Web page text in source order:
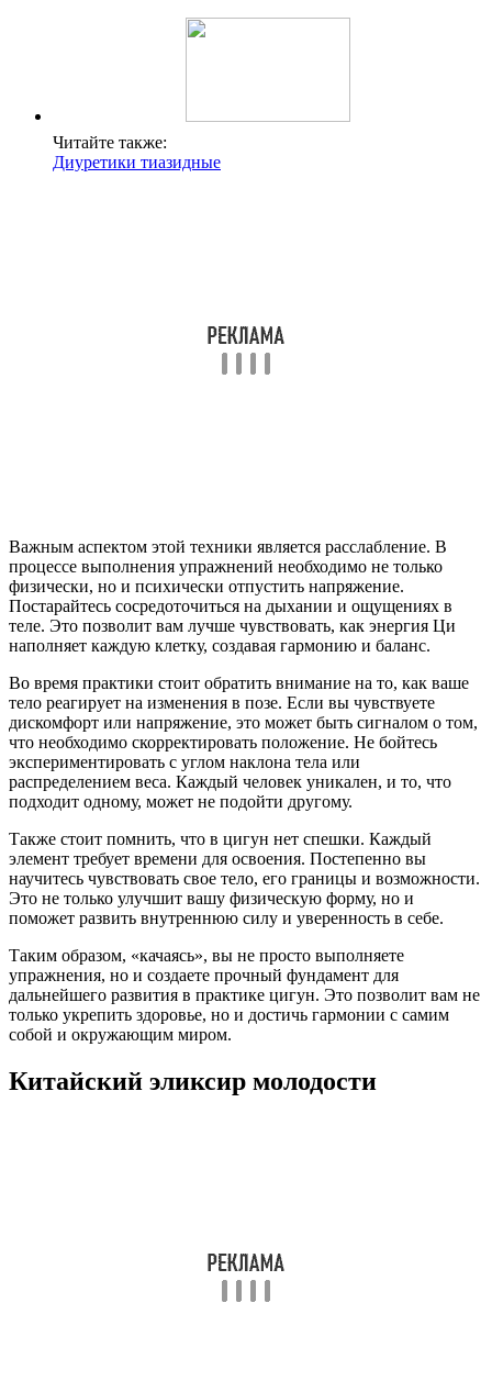
Читайте также:
Диуретики тиазидные
Важным аспектом этой техники является расслабление. В
процессе выполнения упражнений необходимо не только
физически, но и психически отпустить напряжение.
Постарайтесь сосредоточиться на дыхании и ощущениях в
теле. Это позволит вам лучше чувствовать, как энергия Ци
наполняет каждую клетку, создавая гармонию и баланс.
Во время практики стоит обратить внимание на то, как ваше
тело реагирует на изменения в позе. Если вы чувствуете
дискомфорт или напряжение, это может быть сигналом о том,
что необходимо скорректировать положение. Не бойтесь
экспериментировать с углом наклона тела или
распределением веса. Каждый человек уникален, и то, что
подходит одному, может не подойти другому.
Также стоит помнить, что в цигун нет спешки. Каждый
элемент требует времени для освоения. Постепенно вы
научитесь чувствовать свое тело, его границы и возможности.
Это не только улучшит вашу физическую форму, но и
поможет развить внутреннюю силу и уверенность в себе.
Таким образом, «качаясь», вы не просто выполняете
упражнения, но и создаете прочный фундамент для
дальнейшего развития в практике цигун. Это позволит вам не
только укрепить здоровье, но и достичь гармонии с самим
собой и окружающим миром.
Китайский эликсир молодости